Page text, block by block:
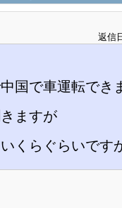
返信
国で車運転でき
ますが
くらぐらいです